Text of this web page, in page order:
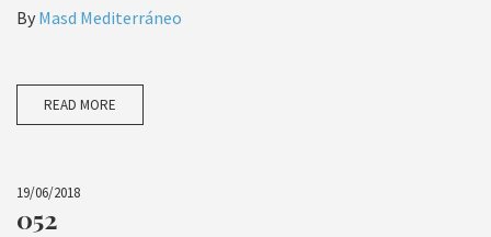
By Masd Mediterráneo
READ MORE
19/06/2018
052